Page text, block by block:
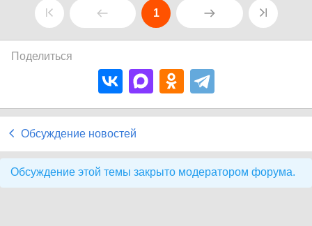
1
Поделиться
Обсуждение новостей
Обсуждение этой темы закрыто модератором форума.